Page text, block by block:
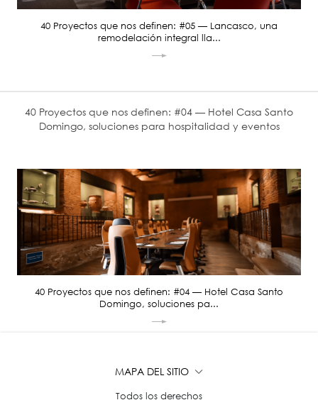
40 Proyectos que nos definen: #05 — Lancasco, una
remodelación integral lla...
40 Proyectos que nos definen: #04 — Hotel Casa Santo
Domingo, soluciones para hospitalidad y eventos
40 Proyectos que nos definen: #04 — Hotel Casa Santo
Domingo, soluciones pa...
MAPA DEL SITIO
Todos los derechos